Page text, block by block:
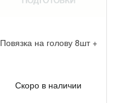
Повязка на голову 8шт +
Скоро в наличии